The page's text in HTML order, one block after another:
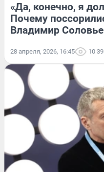
«Да, конечно, я
Почему
Владимир
28 апреля, 2026, 16:45 10